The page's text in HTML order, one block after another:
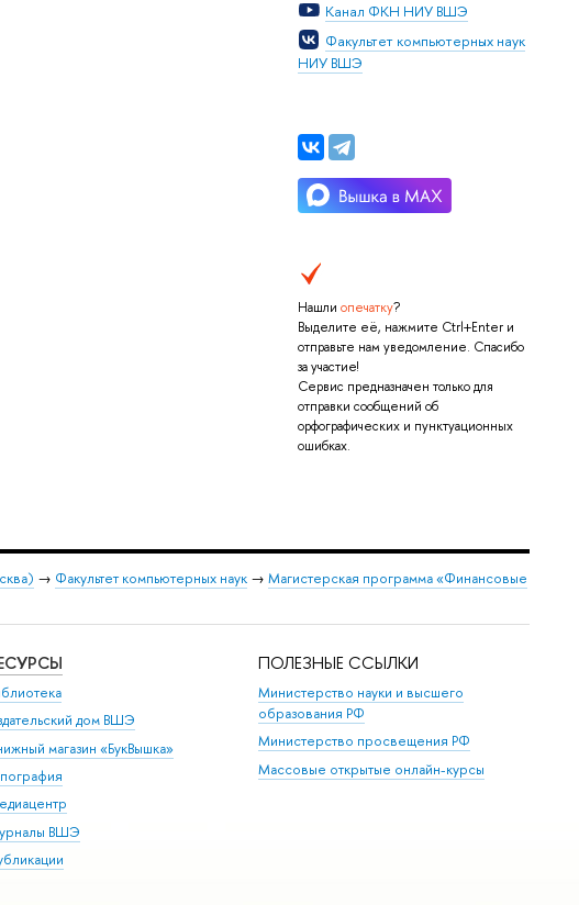
Канал ФКН НИУ ВШЭ
Факультет компьютерных наук
НИУ ВШЭ
Нашли опечатку?
Выделите её, нажмите Ctrl+Enter и
отправьте нам уведомление. Спасибо
за участие!
Сервис предназначен только для
отправки сообщений об
орфографических и пунктуационных
ошибках.
→ Факультет компьютерных наук→ Магистерская программа «Финансовые
дом ВШЭ
магазин «БукВышка»
ВШЭ
ПОЛЕЗНЫЕ ССЫЛКИ
Министерство науки и высшего
образования РФ
Министерство просвещения РФ
Массовые открытые онлайн-курсы